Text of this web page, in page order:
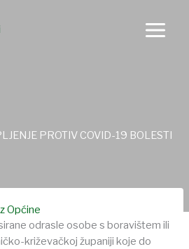
PROTIV COVID-19 BOLESTI
Općine
odrasle osobe s boravištem ili
križevačkoj županiji koje do